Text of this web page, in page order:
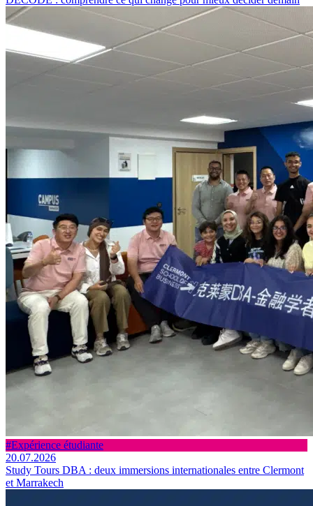
#Expérience étudiante
20.07.2026
Study Tours DBA : deux immersions internationales entre Clermont
et Marrakech